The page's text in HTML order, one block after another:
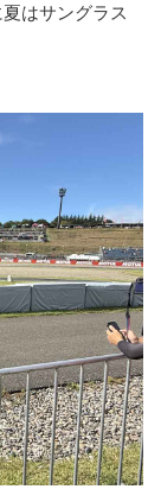
はサングラス